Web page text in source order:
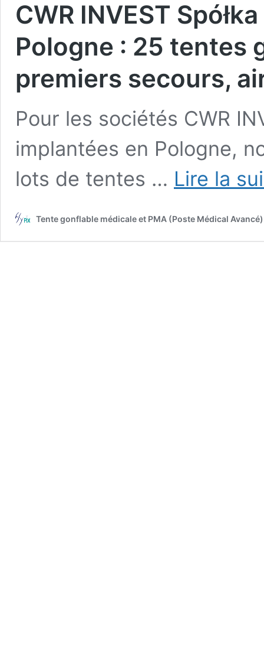
CWR INVEST
Pologne : 25 tentes
premiers secours,
Pour les sociétés CWR
implantées en Pologne,
lots de tentes … Lire la
Tente gonflable médicale et PMA (Poste Médical